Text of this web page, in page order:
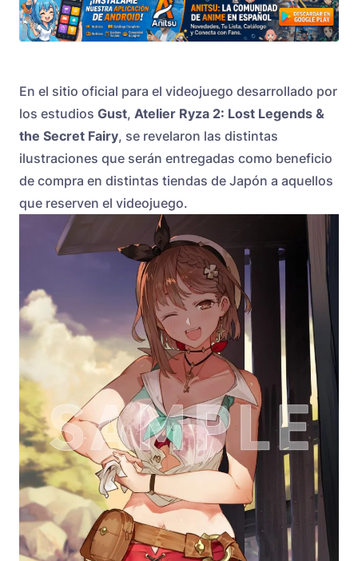
En el sitio oficial para el videojuego desarrollado por
los estudios Gust, Atelier Ryza 2: Lost Legends &
the Secret Fairy, se revelaron las distintas
ilustraciones que serán entregadas como beneficio
de compra en distintas tiendas de Japón a aquellos
que reserven el videojuego.